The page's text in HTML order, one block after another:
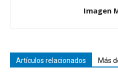
Imagen
Artículos relacionados Más